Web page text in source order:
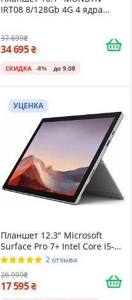
IRT08 8/128Gb 4G 4 ядра
37 699
34 695
СКИДКА -8% до 9.08
УЦЕНКА
Планшет 12.3" Microsoft
Surface Pro 7+ Intel Core i5-
1135G7 8/128GB Windows 11
2 отзыва
26 999
17 595